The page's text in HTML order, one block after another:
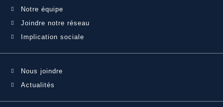
Notre équipe
Joindre notre réseau
Implication sociale
Nous joindre
Actualités